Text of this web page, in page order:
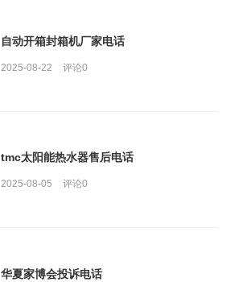
自动开箱封箱机厂家电话
2025-08-22 评论0
tmc太阳能热水器售后电话
2025-08-05 评论0
华夏家博会投诉电话